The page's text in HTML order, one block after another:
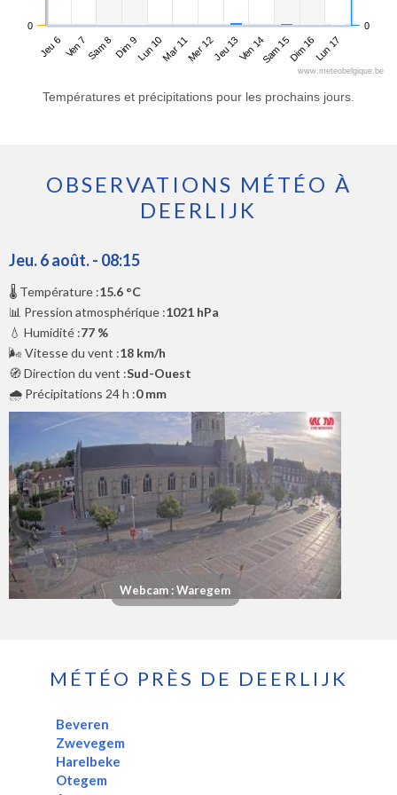
Jeu 6 Ven 7Sam 8Dim 9Lun 10Mar 11Mer 12Jeu 13Ven 14Sam 15Dim 16Lun 17
0 0
www.meteobelgique.be
Températures et précipitations pour les prochains jours.
OBSERVATIONS MÉTÉO À
DEERLIJK
Jeu. 6 août. - 08:15
🌡️ Température :15.6 °C
📊 Pression atmosphérique :1021 hPa
💧 Humidité :77 %
🌬️ Vitesse du vent :18 km/h
🧭 Direction du vent :Sud-Ouest
🌧️ Précipitations 24 h :0 mm
Webcam : Waregem
MÉTÉO PRÈS DE DEERLIJK
Beveren
Zwevegem
Harelbeke
Otegem